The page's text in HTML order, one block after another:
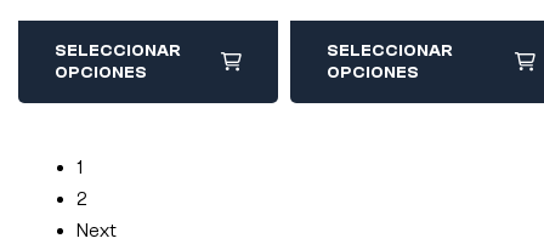
SELECCIONAR
OPCIONES
SELECCIONAR
OPCIONES
1
2
Next